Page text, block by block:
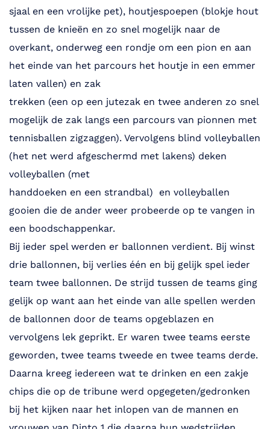
sjaal en een vrolijke pet), houtjespoepen (blokje hout
tussen de knieën en zo snel mogelijk naar de
overkant, onderweg een rondje om een pion en aan
het einde van het parcours het houtje in een emmer
laten vallen) en zak
trekken (een op een jutezak en twee anderen zo snel
mogelijk de zak langs een parcours van pionnen met
tennisballen zigzaggen). Vervolgens blind volleyballen
(het net werd afgeschermd met lakens) deken
volleyballen (met
handdoeken en een strandbal) en volleyballen
gooien die de ander weer probeerde op te vangen in
een boodschappenkar.
Bij ieder spel werden er ballonnen verdient. Bij winst
drie ballonnen, bij verlies één en bij gelijk spel ieder
team twee ballonnen. De strijd tussen de teams ging
gelijk op want aan het einde van alle spellen werden
de ballonnen door de teams opgeblazen en
vervolgens lek geprikt. Er waren twee teams eerste
geworden, twee teams tweede en twee teams derde.
Daarna kreeg iedereen wat te drinken en een zakje
chips die op de tribune werd opgegeten/gedronken
bij het kijken naar het inlopen van de mannen en